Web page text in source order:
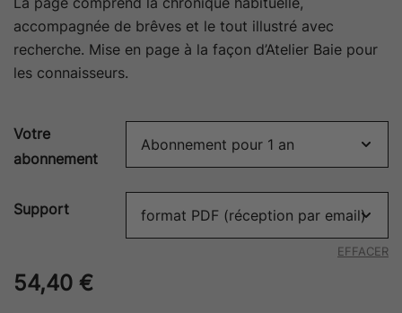
accompagnée de brêves et le tout illustré avec
recherche. Mise en page à la façon d’Atelier Baie pour
les connaisseurs.
Votre
abonnement
Support
EFFACER
54,40 €